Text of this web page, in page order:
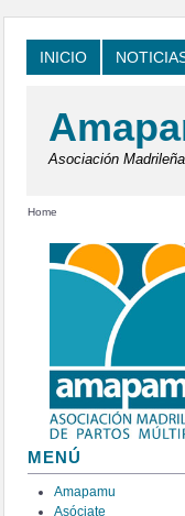
INICIO
Asociación
Home
MENÚ
Amapamu
Asóciate